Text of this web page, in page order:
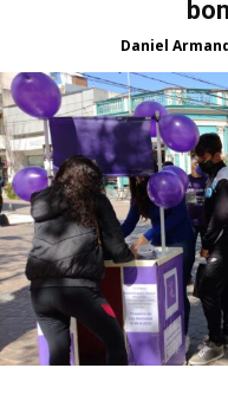
Daniel